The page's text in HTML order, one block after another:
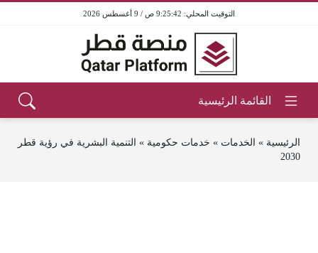
9:25:43 ص / 9 أغسطس 2026
الرئيسية » الخدمات » خدمات حكومية » التنمية البشرية في رؤية قطر
2030